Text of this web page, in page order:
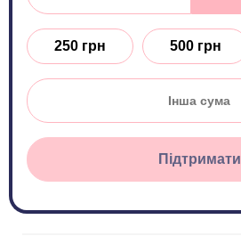
250 грн 500 грн
Підтримати